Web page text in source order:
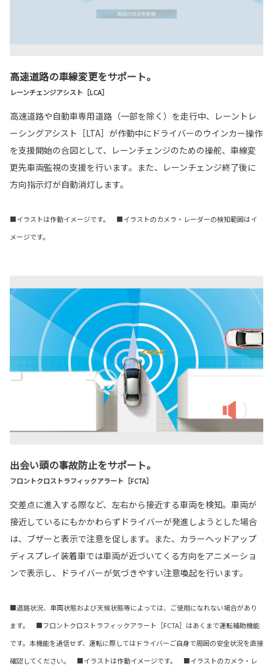
高速道路の車線変更をサポート。
レーンチェンジアシスト［LCA］
高速道路や自動車専用道路（一部を除く）を走行中、レーントレ
ーシングアシスト［LTA］が作動中にドライバーのウインカー操作
を支援開始の合図として、レーンチェンジのための操舵、車線変
更先車両監視の支援を行います。また、レーンチェンジ終了後に
方向指示灯が自動消灯します。
■イラストは作動イメージです。 ■イラストのカメラ・レーダーの検知範囲はイ
メージです。
出会い頭の事故防止をサポート。
フロントクロストラフィックアラート［FCTA］
交差点に進入する際など、左右から接近する車両を検知。車両が
接近しているにもかかわらずドライバーが発進しようとした場合
は、ブザーと表示で注意を促します。また、カラーヘッドアップ
ディスプレイ装着車では車両が近づいてくる方向をアニメーショ
ンで表示し、ドライバーが気づきやすい注意喚起を行います。
■道路状況、車両状態および天候状態等によっては、ご使用になれない場合があり
ます。 ■フロントクロストラフィックアラート［FCTA］はあくまで運転補助機能
です。本機能を過信せず、運転に際してはドライバーご自身で周囲の安全状況を直接
確認してください。 ■イラストは作動イメージです。 ■イラストのカメラ・レ